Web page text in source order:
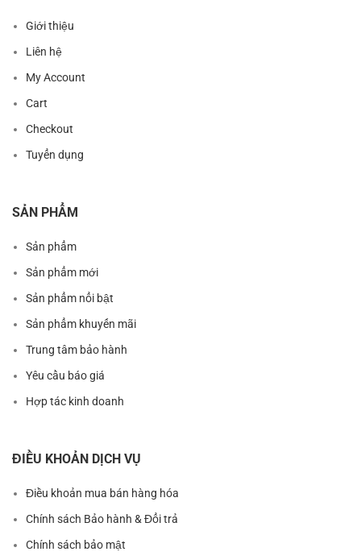
Giới thiệu
Liên hệ
My Account
Cart
Checkout
Tuyển dụng
SẢN PHẨM
Sản phẩm
Sản phẩm mới
Sản phẩm nổi bật
Sản phẩm khuyến mãi
Trung tâm bảo hành
Yêu cầu báo giá
Hợp tác kinh doanh
ĐIỀU KHOẢN DỊCH VỤ
Điều khoản mua bán hàng hóa
Chính sách Bảo hành & Đổi trả
Chính sách bảo mật